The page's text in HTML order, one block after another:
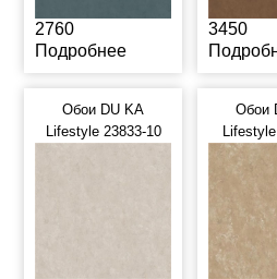
2760
Подробнее
3450
Обои DU KA
Lifestyle 23833-10
Обои